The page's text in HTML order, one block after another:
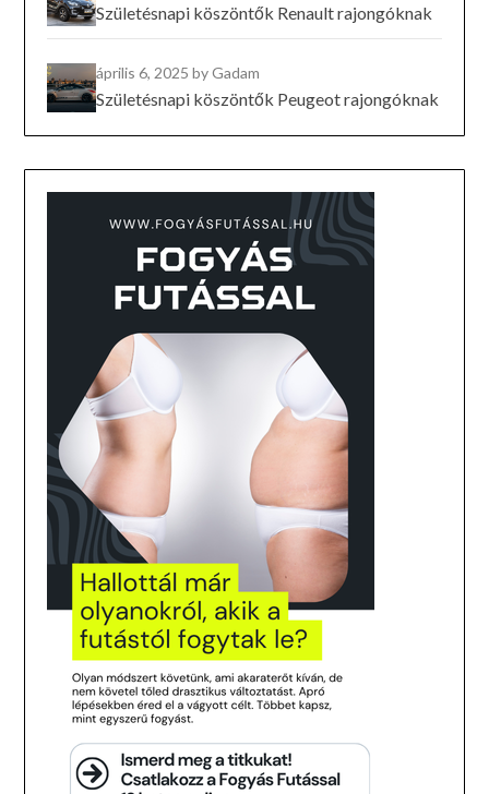
Születésnapi köszöntők Renault rajongóknak
április 6, 2025by Gadam
Születésnapi köszöntők Peugeot rajongóknak